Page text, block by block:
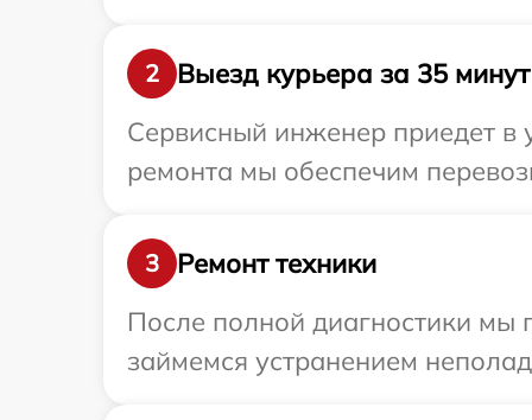
2
Выезд курьера за 35 минут
Сервисный инженер приедет в
ремонта мы обеспечим
3
Ремонт техники
После полной диагностики мы
займемся устранением